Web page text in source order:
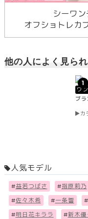
シーワン
オフショトレカ
他の人によく見ら
1
ワ
ブラ
カ
人気モデル
#益若つばさ #指原莉乃
#佐々木希 #一条響 #
#明日花キララ #新木優